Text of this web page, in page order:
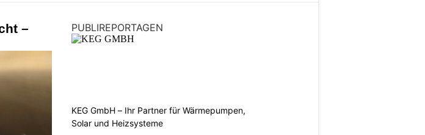
–
PUBLIREPORTAGEN
KEG GmbH – Ihr Partner für Wärmepumpen,
Solar und Heizsysteme